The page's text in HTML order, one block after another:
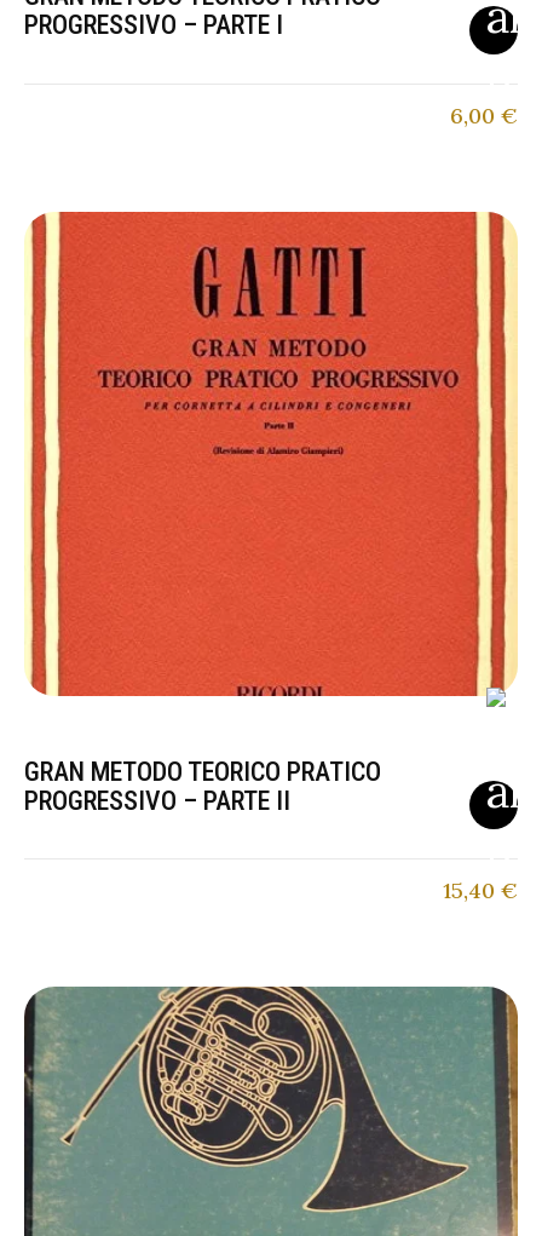
PROGRESSIVO – PARTE I
6,00 €
GRAN METODO TEORICO PRATICO
PROGRESSIVO – PARTE II
15,40 €